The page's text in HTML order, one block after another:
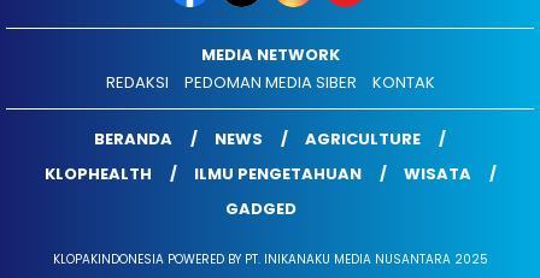
MEDIA NETWORK
REDAKSI
PEDOMAN MEDIA SIBER KONTAK
BERANDA NEWS
AGRICULTURE
KLOPHEALTH
ILMU PENGETAHUAN
WISATA
GADGED
KLOPAKINDONESIA POWERED BY PT. INIKANAKU MEDIA NUSANTARA 2025